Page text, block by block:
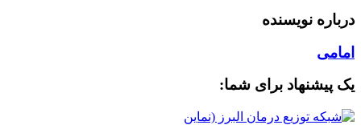
درباره نویسنده
امامی
یک پیشنهاد برای شما: